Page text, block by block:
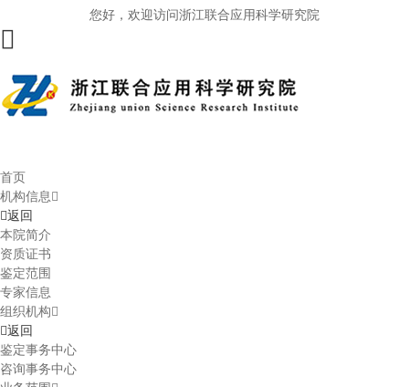
您好，欢迎访问浙江联合应用科学研究院
首页
机构信息
返回
本院简介
资质证书
鉴定范围
专家信息
组织机构
返回
鉴定事务中心
咨询事务中心